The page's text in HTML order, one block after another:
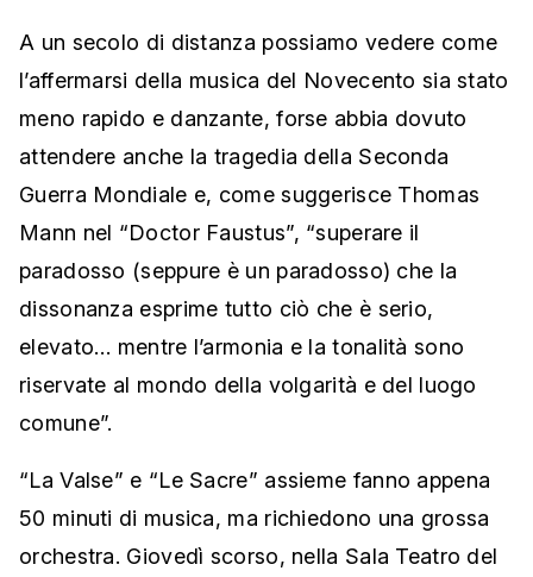
A un secolo di distanza possiamo vedere come
l’affermarsi della musica del Novecento sia stato
meno rapido e danzante, forse abbia dovuto
attendere anche la tragedia della Seconda
Guerra Mondiale e, come suggerisce Thomas
Mann nel “Doctor Faustus”, “superare il
paradosso (seppure è un paradosso) che la
dissonanza esprime tutto ciò che è serio,
elevato… mentre l’armonia e la tonalità sono
riservate al mondo della volgarità e del luogo
comune”.
“La Valse” e “Le Sacre” assieme fanno appena
50 minuti di musica, ma richiedono una grossa
orchestra. Giovedì scorso, nella Sala Teatro del